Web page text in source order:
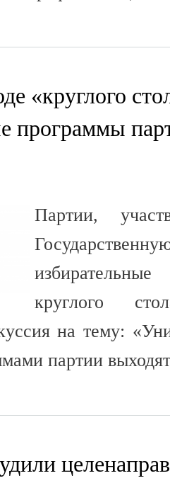
«круглого
программы
Партии,
круглого
на тему:
партии